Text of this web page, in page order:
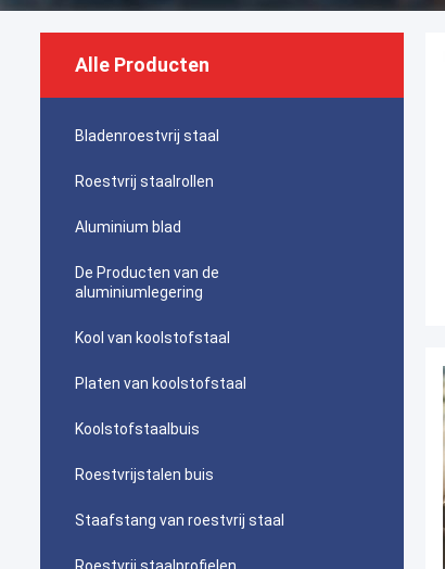
Alle Producten
Bladenroestvrij staal
Roestvrij staalrollen
Aluminium blad
De Producten van de
aluminiumlegering
Kool van koolstofstaal
Platen van koolstofstaal
Koolstofstaalbuis
Roestvrijstalen buis
Staafstang van roestvrij staal